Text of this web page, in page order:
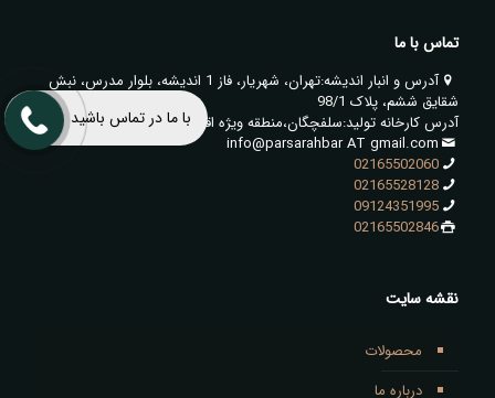
تماس با ما
آدرس و انبار اندیشه:تهران، شهریار، فاز 1 اندیشه، بلوار مدرس، نبش
شقایق ششم، پلاک 98/1
آدرس کارخانه تولید:سلفچگان،منطقه ویژه اقتصادی قم،انتهای توسعه
info@parsarahbar AT gmail.com
02165502060
02165528128
09124351995
02165502846
نقشه سایت
محصولات
درباره ما
با ما در تماس باشید